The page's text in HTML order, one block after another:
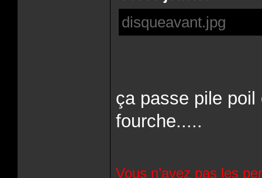
disqueavant.jpg
ça passe pile
fourche.....
Vous n’avez pas les